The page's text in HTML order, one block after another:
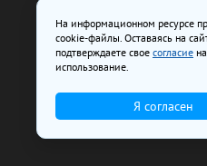
Все рекламные
изготовлена и
На сайте www.irk.ru
от 29 октября 2018
ООО «Ирк.ру».
Телефон редакции:
На информационном ресурсе
cookie-файлы. Оставаясь на
подтверждаете свое согласие
использование.
Я согласен